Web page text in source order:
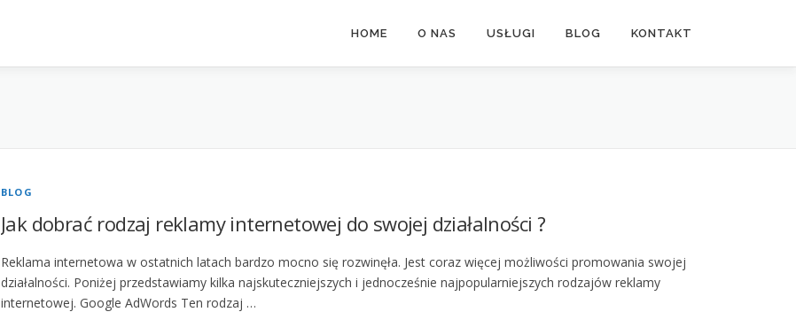
HOME O NAS USŁUGI BLOG KONTAKT
BLOG
Jak dobrać rodzaj reklamy internetowej do swojej działalności ?
Reklama internetowa w ostatnich latach bardzo mocno się rozwinęła. Jest coraz więcej możliwości promowania swojej
działalności. Poniżej przedstawiamy kilka najskuteczniejszych i jednocześnie najpopularniejszych rodzajów reklamy
internetowej. Google AdWords Ten rodzaj …